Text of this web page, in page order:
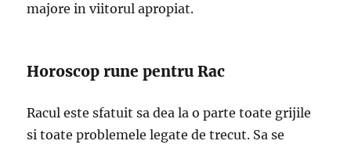
majore in viitorul apropiat.
Horoscop rune pentru Rac
Racul este sfatuit sa dea la o parte toate grijile
si toate problemele legate de trecut. Sa se